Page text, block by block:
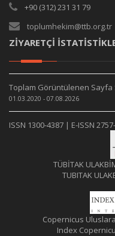
+90 (312) 231 31 79
toplumhekim@ttb.org.tr
ZİYARETÇİ
Toplam Görüntülenen Sayfa
01.03.2020 - 07.08.2026
ISSN 1300-4387 | E-ISSN
TÜBİTAK
TUBITAK
Copernicus
Index